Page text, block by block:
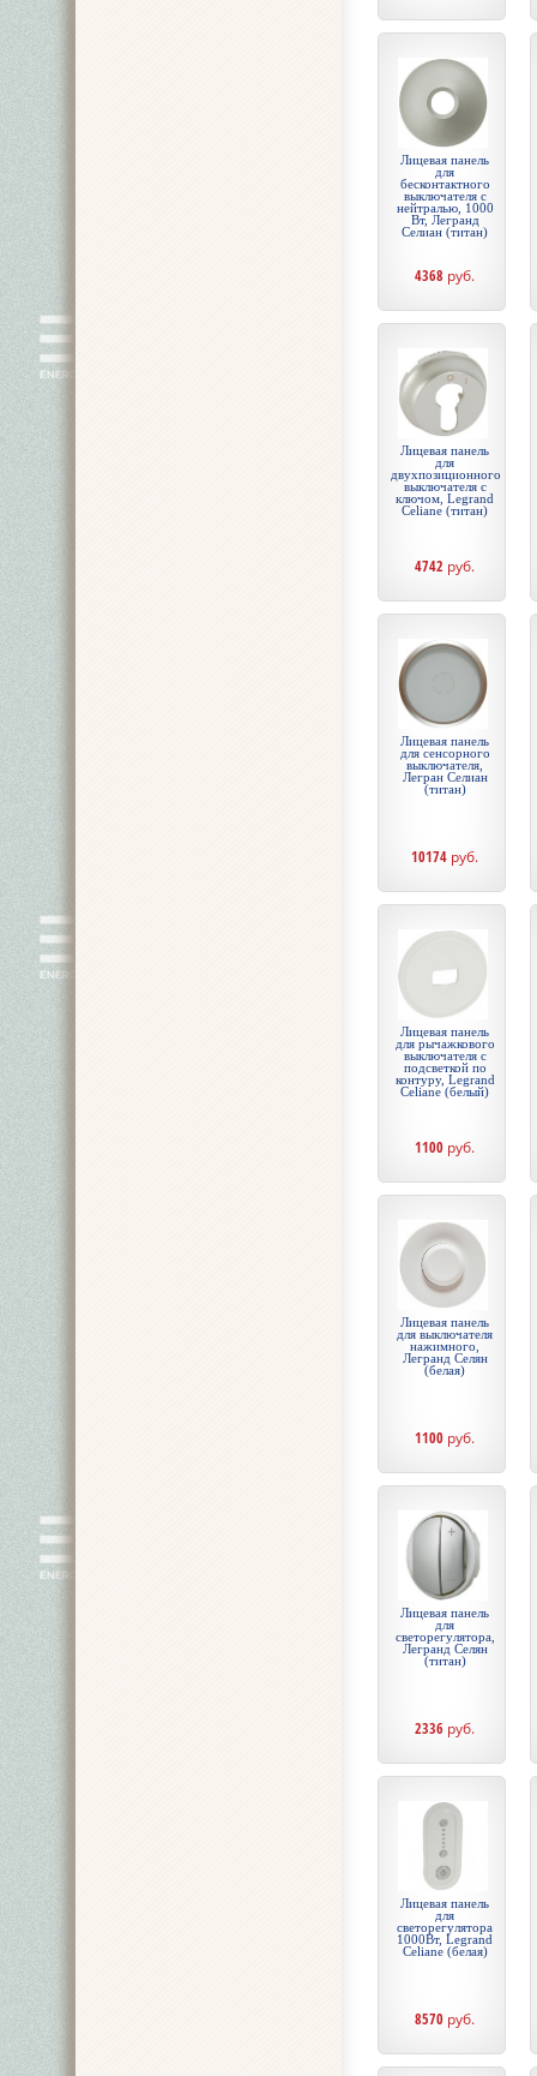
Лицевая панель
для
бесконтактного
выключателя с
нейтралью, 1000
Вт, Легранд
Селиан (титан)
4368 руб.
Лицевая панель
для
двухпозиционного
выключателя с
ключом, Legrand
Celiane (титан)
4742 руб.
Лицевая панель
для сенсорного
выключателя,
Легран Селиан
(титан)
10174 руб.
Лицевая панель
для рычажкового
выключателя с
подсветкой по
контуру, Legrand
Celiane (белый)
1100 руб.
Лицевая панель
для выключателя
нажимного,
Легранд Селян
(белая)
1100 руб.
Лицевая панель
для
светорегулятора,
Легранд Селян
(титан)
2336 руб.
Лицевая панель
для
светорегулятора
1000Вт, Legrand
Celiane (белая)
8570 руб.